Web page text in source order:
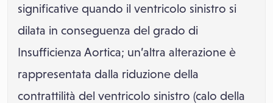
significative quando il ventricolo sinistro si
dilata in conseguenza del grado di
Insufficienza Aortica; un’altra alterazione è
rappresentata dalla riduzione della
contrattilità del ventricolo sinistro (calo della